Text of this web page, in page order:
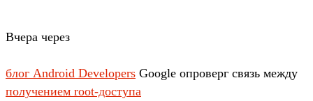
Вчера через
блог Android Developers Google опроверг связь между
получением root-доступа